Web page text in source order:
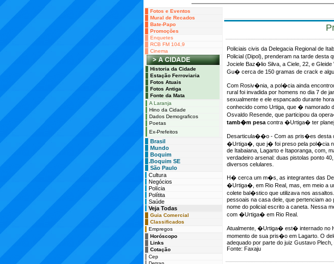
Fotos e Eventos
Mural de Recados
Bate-Papo
Promoções
Enquetes
RCB FM 104,9
Cinema
Historia da Cidade
Estação Ferroviaria
Fotos Atuais
Fotos Antiga
Fonte da Mata
A Laranja
Hino da Cidade
Dados Demograficos
Poetas
Ex-Prefeitos
Brasil
Mundo
Boquim
.Boquim SE
São Paulo
Cultura
Negócios
Polícia
Polítita
Saúde
Veja Todas
Guia Comercial
Classificados
Empregos
Horóscopo
Links
Cotação
Cep
Policiais civis da Delegacia Regional de
Policial (Dipol), prenderam na tarde
Jociele Baz�lio Silva, a Ciele, 22, e
Gu� cerca de 150 gramas de crack e
Com Rosiv�nia, a pol�cia ainda
rural foi invadida por homens no dia 7 de
sexualmente e ele espancado durante
conhecido como Urtiga, que � namorado
Osvaldo Resende, que participou da
tamb�m pesa contra �Urtiga� ter
Desarticula��o - Com as pris�es desta
�Urtiga�, que j� foi preso pela pol�cia
de Itabaiana, Lagarto e Itaporanga, com,
verdadeiro arsenal: duas pistolas ponto
diversos celulares.
H� cerca um m�s, as integrantes das
�Urtiga�, em Rio Real, mas, em meio a
colete bal�stico que utilizava nos
pessoais na casa dele, que pertenciam ao
nome do policial escrito a caneta. Nessa
com �Urtiga� em Rio Real.
Atualmente, �Urtiga� est� internado no
momento de sua pris�o em Lagarto. O
adequado por parte do juiz Gustavo Plech,
Fonte: Faxaju